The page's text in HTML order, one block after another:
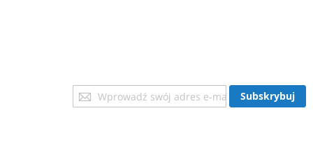
Subskrybuj
nasz
Subskrybuj